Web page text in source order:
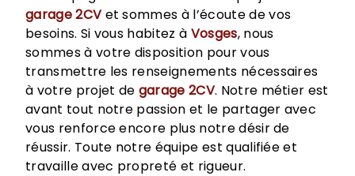
garage 2CV et sommes à l’écoute de vos
besoins. Si vous habitez à Vosges, nous
sommes à votre disposition pour vous
transmettre les renseignements nécessaires
à votre projet de garage 2CV. Notre métier est
avant tout notre passion et le partager avec
vous renforce encore plus notre désir de
réussir. Toute notre équipe est qualifiée et
travaille avec propreté et rigueur.